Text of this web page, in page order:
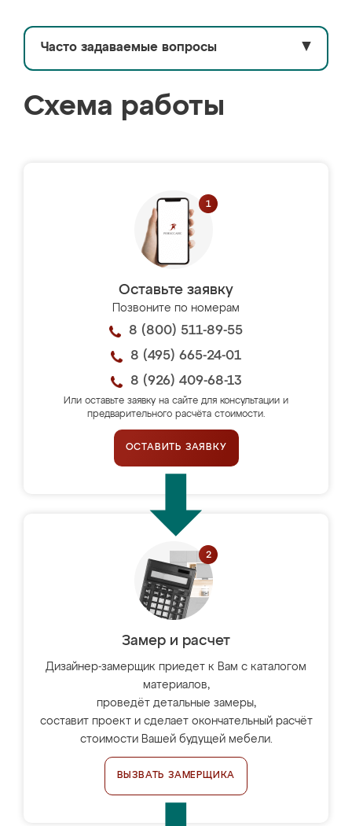
Часто задаваемые вопросы ▼
Схема работы
Оставьте заявку
Позвоните по номерам
8 (800) 511-89-55
8 (495) 665-24-01
8 (926) 409-68-13
Или оставьте заявку на сайте для консультации и
предварительного расчёта стоимости.
ОСТАВИТЬ ЗАЯВКУ
Замер и расчет
Дизайнер-замерщик приедет к Вам с каталогом
материалов,
проведёт детальные замеры,
составит проект и сделает окончательный расчёт
стоимости Вашей будущей мебели.
ВЫЗВАТЬ ЗАМЕРЩИКА